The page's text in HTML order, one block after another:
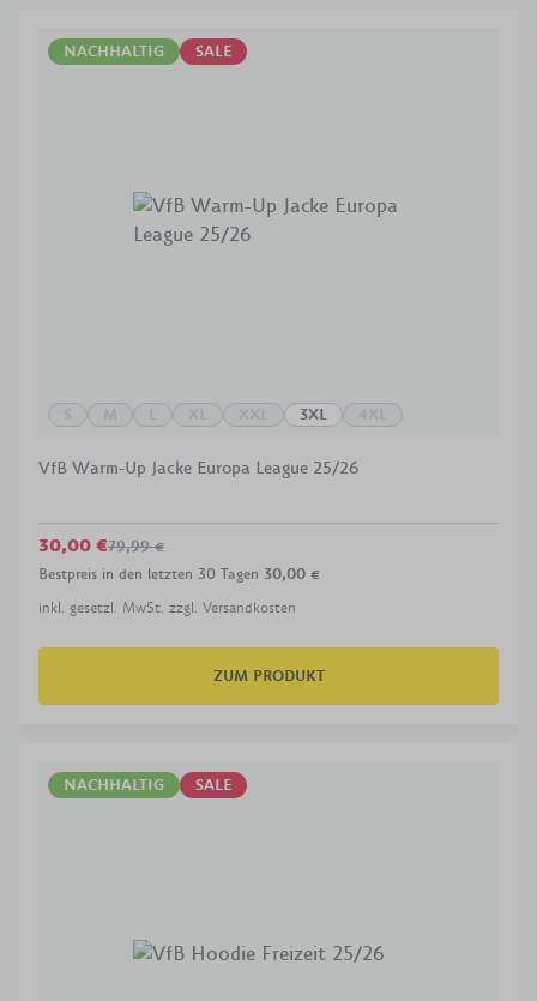
NACHHALTIG SALE
3XL
VfB Warm-Up Jacke Europa League 25/26
30,00 €79,99 €
Bestpreis in den letzten 30 Tagen 30,00 €
inkl. gesetzl. MwSt. zzgl. Versandkosten
ZUM PRODUKT
NACHHALTIG SALE